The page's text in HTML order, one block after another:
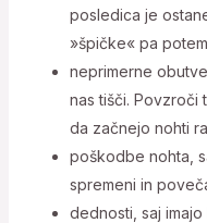
posledica je
»špičke« pa
neprimerne
nas tišči. Povzroči
da začnejo nohti
poškodbe nohta,
spremeni in
dednosti, saj